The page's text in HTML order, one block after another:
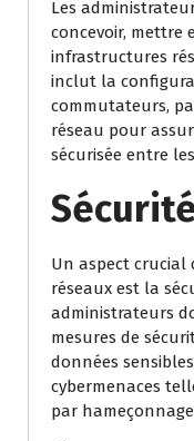
Les
concevoir, mettre
infrastructures
inclut la
commutateurs,
réseau pour
sécurisée entre
Un aspect crucial
réseaux est la
administrateurs
mesures de
données
cybermenaces
par